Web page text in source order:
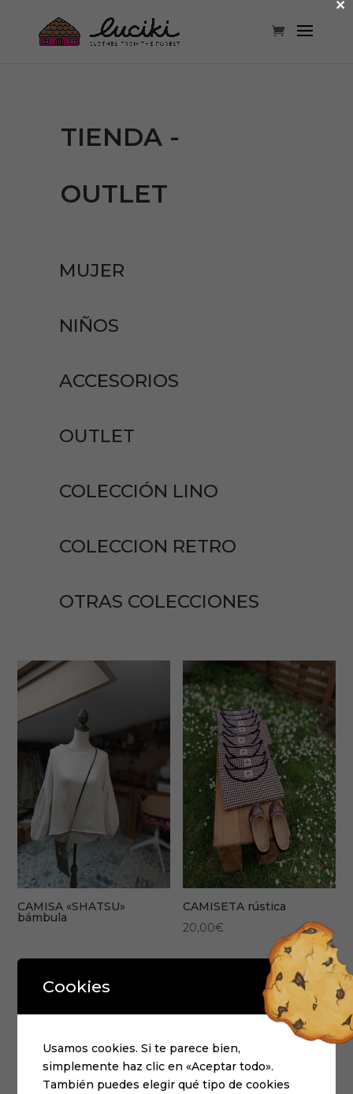
TIENDA -
OUTLET
MUJER
NIÑOS
ACCESORIOS
OUTLET
COLECCIÓN LINO
COLECCION RETRO
OTRAS COLECCIONES
CAMISA «SHATSU»
bámbula
CAMISETA rústica
20,00€
¡Oferta!
Cookies
Usamos cookies. Si te parece bien,
simplemente haz clic en «Aceptar todo».
También puedes elegir qué tipo de cookies